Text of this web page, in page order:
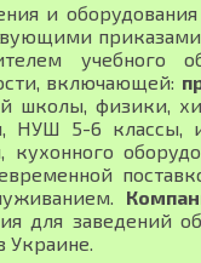
и
учебного
включающей:
школы, физики,
НУШ 5-6 классы,
для заведений
Украине.